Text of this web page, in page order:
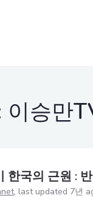
이승만
한국의 근원 :
last updated 7년